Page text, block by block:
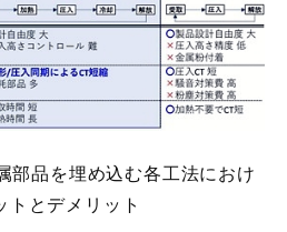
品を埋め込む各工法におけ
トとデメリット